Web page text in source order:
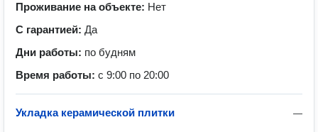
Проживание на объекте: Нет
С гарантией: Да
Дни работы: по будням
Время работы: с 9:00 по 20:00
—
Укладка керамической плитки